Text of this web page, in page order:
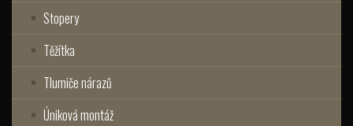
Stopery
Těžítka
Tlumiče nárazů
Úniková montáž